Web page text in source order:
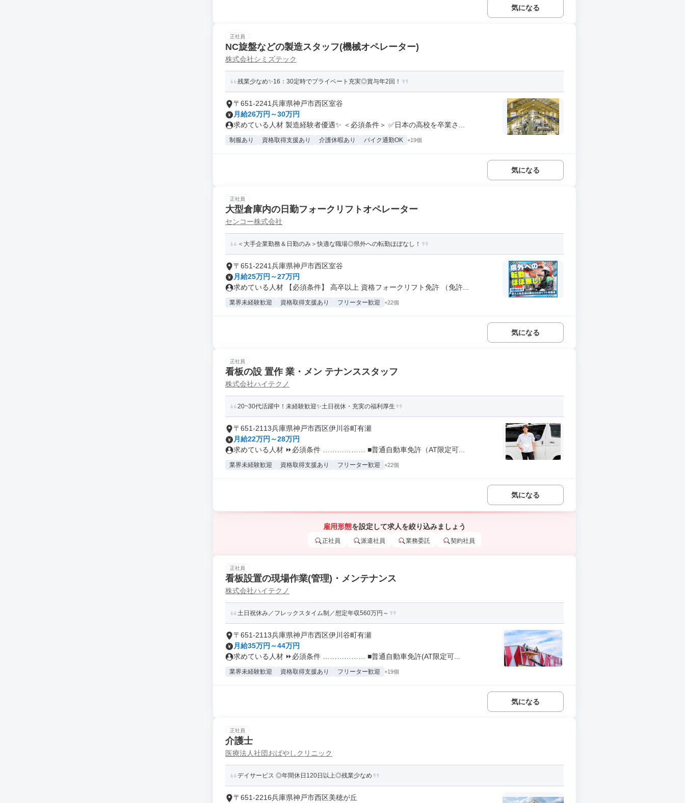
気になる
正社員
NC旋盤などの製造スタッフ(機械オペレーター)
株式会社シミズテック
残業少なめ✨16：30定時でプライベート充実◎賞与年2回！
〒651-2241兵庫県神戸市西区室谷
月給26万円～30万円
求めている人材 製造経験者優遇✨ ＜必須条件＞ ✅日本の高校を卒業さ...
制服あり 資格取得支援あり 介護休暇あり バイク通勤OK +19個
気になる
正社員
大型倉庫内の日勤フォークリフトオペレーター
センコー株式会社
＜大手企業勤務＆日勤のみ＞快適な職場◎県外への転勤ほぼなし！
〒651-2241兵庫県神戸市西区室谷
月給25万円～27万円
求めている人材 【必須条件】 高卒以上 資格フォークリフト免許 （免許...
業界未経験歓迎 資格取得支援あり フリーター歓迎 +22個
気になる
正社員
看板の設 置作 業・メン テナンススタッフ
株式会社ハイテクノ
20~30代活躍中！未経験歓迎✨土日祝休・充実の福利厚生
〒651-2113兵庫県神戸市西区伊川谷町有瀬
月給22万円～28万円
求めている人材 ⏩必須条件 ……………… ■普通自動車免許（AT限定可...
業界未経験歓迎 資格取得支援あり フリーター歓迎 +22個
気になる
雇用形態を設定して求人を絞り込みましょう
正社員 派遣社員 業務委託 契約社員
正社員
看板設置の現場作業(管理)・メンテナンス
株式会社ハイテクノ
土日祝休み／フレックスタイム制／想定年収560万円～
〒651-2113兵庫県神戸市西区伊川谷町有瀬
月給35万円～44万円
求めている人材 ⏩必須条件 ……………… ■普通自動車免許(AT限定可...
業界未経験歓迎 資格取得支援あり フリーター歓迎 +19個
気になる
正社員
介護士
医療法人社団おばやしクリニック
デイサービス ◎年間休日120日以上◎残業少なめ
〒651-2216兵庫県神戸市西区美穂が丘